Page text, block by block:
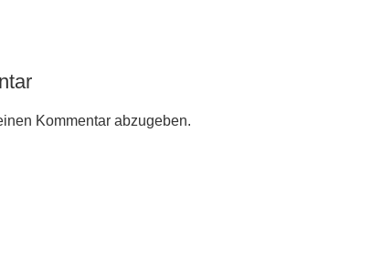
Kommentar abzugeben.